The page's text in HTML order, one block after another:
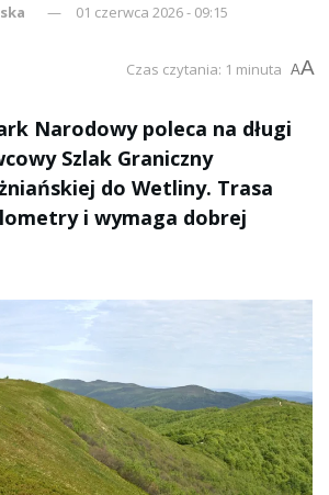
01 czerwca 2026 - 09:15
Czas czytania: 1 minuta AA
Narodowy poleca na długi
Szlak Graniczny
do Wetliny. Trasa
i wymaga dobrej